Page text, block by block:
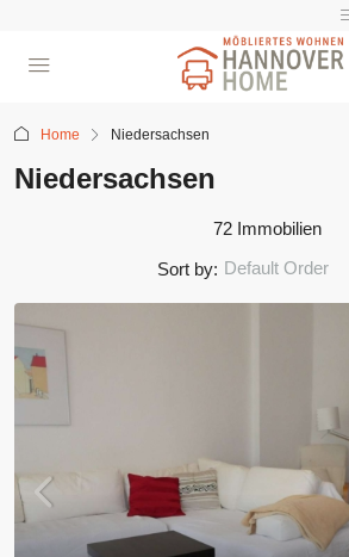
Home Niedersachsen
Niedersachsen
72 Immobilien
Sort by: Default Order